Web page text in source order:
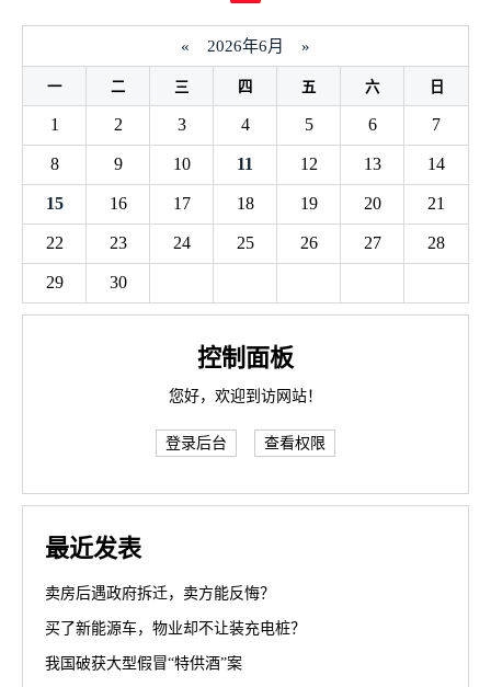
« 2026年6月 »
一 二 三 四 五 六 日
1 2 3 4 5 6 7
8 9 10 11 12 13 14
15 16 17 18 19 20 21
22 23 24 25 26 27 28
29 30
控制面板
您好，欢迎到访网站！
登录后台 查看权限
最近发表
卖房后遇政府拆迁，卖方能反悔？
买了新能源车，物业却不让装充电桩？
我国破获大型假冒“特供酒”案